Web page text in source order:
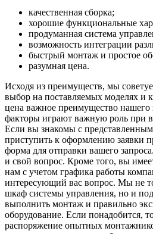
качественная сборка;
хорошие функциональные
продуманная система
возможность интеграции
быстрый монтаж и простое
разумная цена.
Исходя из преимуществ, мы
выбор на поставляемых моделях и
цена важное преимущество
факторы играют важную роль при
Если вы знакомы с
приступить к оформлению заявки
форма для отправки вашего
и свой вопрос. Кроме того, вы
нам с учетом графика работы
интересующий вас вопрос. Мы не
шкаф системы управления, но и
выполнить монтаж и правильно
оборудование. Если понадобится,
распоряжение опытных